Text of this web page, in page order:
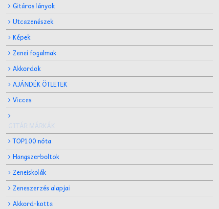
Gitáros lányok
Utcazenészek
Képek
Zenei fogalmak
Akkordok
AJÁNDÉK ÖTLETEK
Vicces
GITÁR MÁRKÁK
TOP100 nóta
Hangszerboltok
Zeneiskolák
Zeneszerzés alapjai
Akkord-kotta